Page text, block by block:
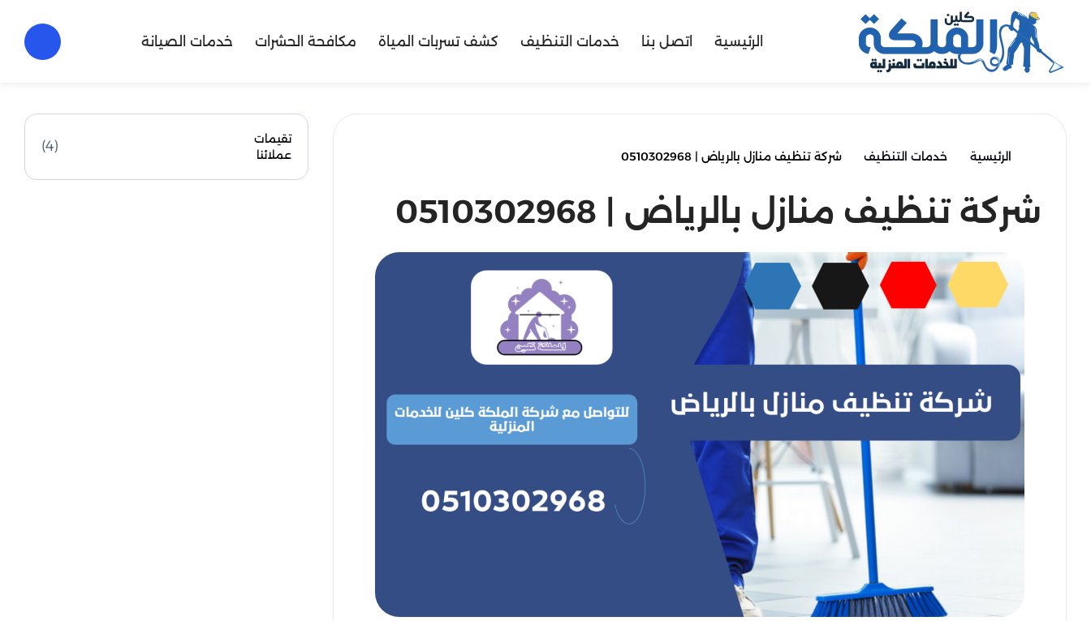
الرئيسية اتصل بنا خدمات التنظيف كشف تسربات المياة مكافحة الحشرات خدمات الصيانة
الرئيسية خدمات التنظيف شركة تنظيف منازل بالرياض | 0510302968
شركة تنظيف منازل بالرياض | 0510302968
تقيمات
عملائنا
(4)